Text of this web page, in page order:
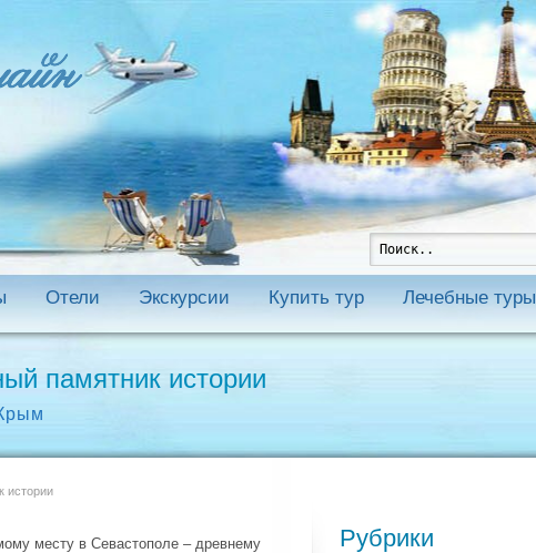
Отели Экскурсии Купить тур Лечебные туры
памятник истории
истории
месту в Севастополе – древнему
Рубрики